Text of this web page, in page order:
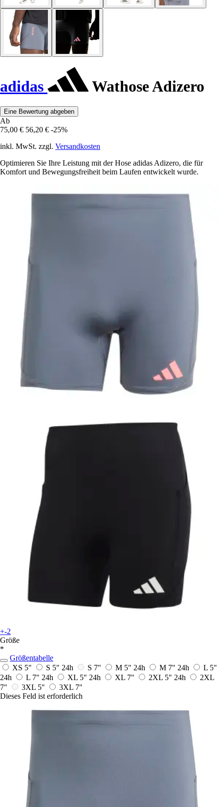
adidas Wathose Adizero
Eine Bewertung abgeben
Ab
75,00 € 56,20 € -25%
inkl. MwSt. zzgl. Versandkosten
Optimieren Sie Ihre Leistung mit der Hose adidas Adizero, die für
Komfort und Bewegungsfreiheit beim Laufen entwickelt wurde.
+-2
Größe
*
Größentabelle
XS 5"
S 5" 24h S 7" M 5" 24h M 7" 24h
L 5"
24h
L 7" 24h XL 5" 24h XL 7" 2XL 5" 24h
2XL
7"
3XL 5"
3XL 7"
Dieses Feld ist erforderlich